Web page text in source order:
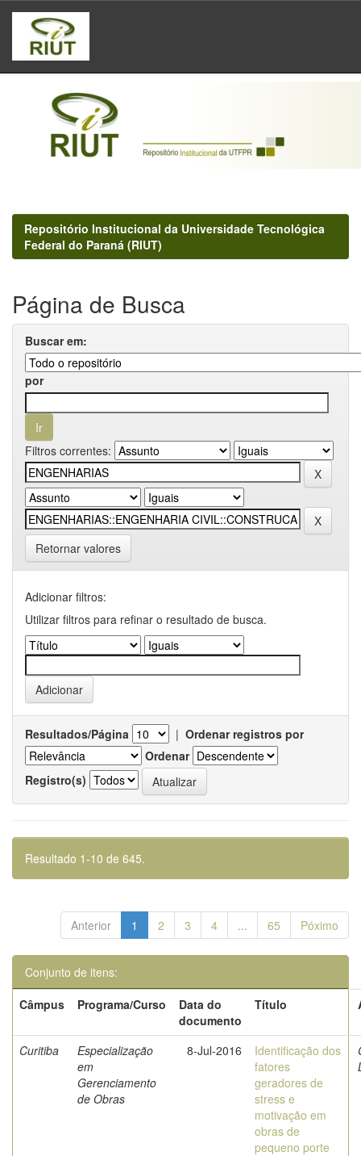
Skip
navigation
Repositório Institucional da Universidade Tecnológica
Federal do Paraná (RIUT)
Página de Busca
Buscar em:
por
Filtros correntes:
Retornar valores
Adicionar filtros:
Utilizar filtros para refinar o resultado de busca.
Resultados/Página | Ordenar registros por
Ordenar
Registro(s)
Resultado 1-10 de 645.
Anterior 1 2 3 4 ... 65 Póximo
Conjunto de itens:
Câmpus
Programa/Curso
Data do
documento
Título
Curitiba
Especialização
em
Gerenciamento
de Obras
8-Jul-2016
Identificação dos
fatores
geradores de
stress e
motivação em
obras de
pequeno porte